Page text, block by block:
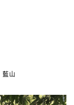
藍山